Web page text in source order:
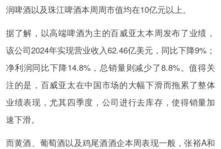
润啤酒以及珠江啤酒本周周市值均在10亿元以上。
据了解，以高端啤酒为主的百威亚太本周发布了业绩，
该公司2024年实现营业收入62.46亿美元，同比下降9%；
净利润同比下降14.8%，总销量则减少了8.8%。值得关
注的是，百威亚太在中国市场的大幅下滑而拖累了整体
业绩表现，尤其四季度，公司进行去库存，使得销量加
速下滑。
而黄酒、葡萄酒以及鸡尾酒酒企本周表现一般，张裕A和